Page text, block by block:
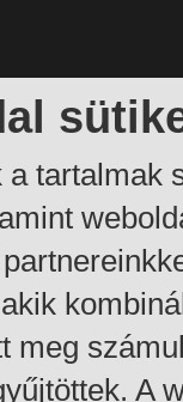
a tartalmak
meg
A